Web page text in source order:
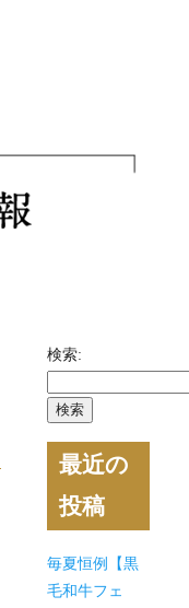
検索:
最近の
投稿
毎夏恒例【黒
毛和牛フェ